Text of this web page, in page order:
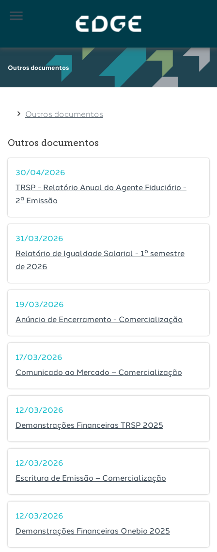

Outros documentos
Outros documentos
Outros documentos
30/04/2026
TRSP - Relatório Anual do Agente Fiduciário -
2ª Emissão
31/03/2026
Relatório de Igualdade Salarial - 1º semestre
de 2026
19/03/2026
Anúncio de Encerramento - Comercialização
17/03/2026
Comunicado ao Mercado – Comercialização
12/03/2026
Demonstrações Financeiras TRSP 2025
12/03/2026
Escritura de Emissão – Comercialização
12/03/2026
Demonstrações Financeiras Onebio 2025